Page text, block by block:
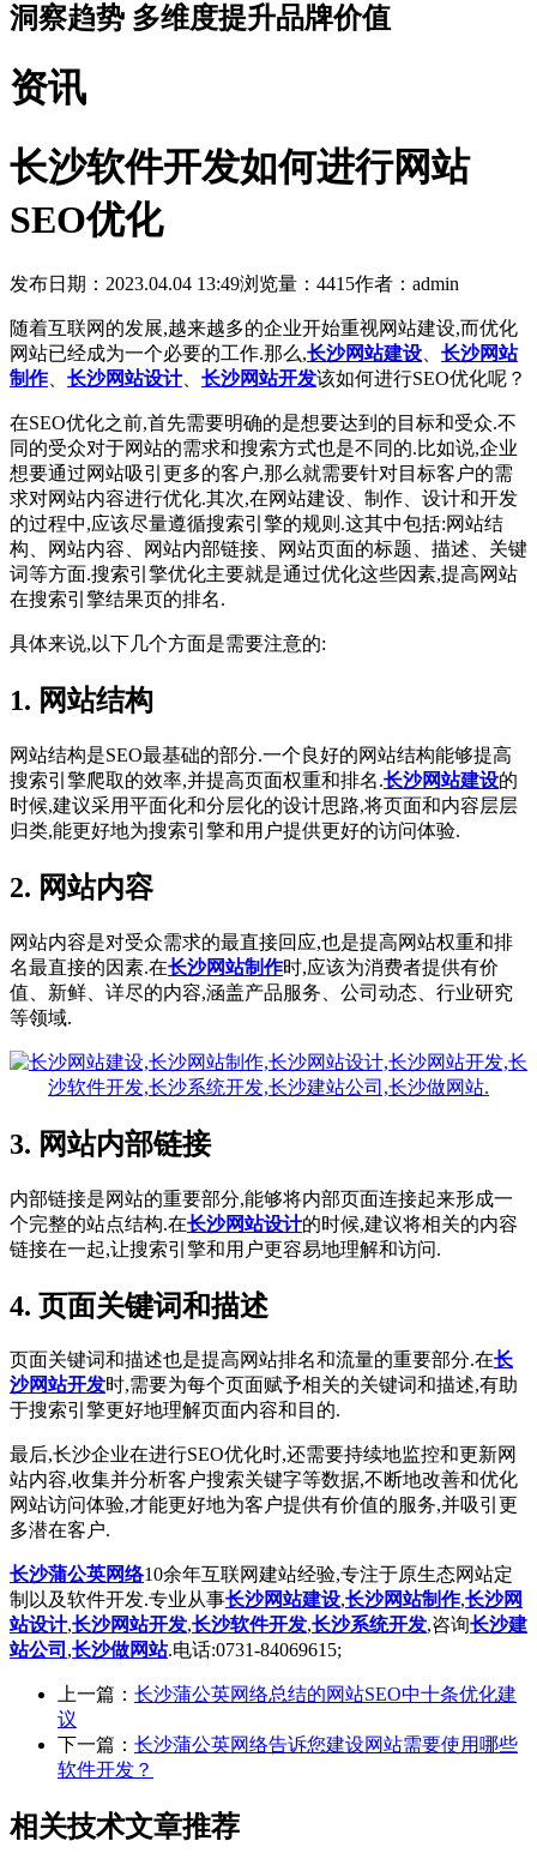
洞察趋势 多维度提升品牌价值
资讯
长沙软件开发如何进行网站
SEO优化
发布日期：2023.04.04 13:49浏览量：4415作者：admin
随着互联网的发展,越来越多的企业开始重视网站建设,而优化
网站已经成为一个必要的工作.那么,长沙网站建设
长沙网站
制作、 长沙网站设计、 长沙网站开发该如何进行SEO优化呢？
在SEO优化之前,首先需要明确的是想要达到的目标和受众.不
同的受众对于网站的需求和搜索方式也是不同的.比如说,企业
想要通过网站吸引更多的客户,那么就需要针对目标客户的需
求对网站内容进行优化.其次,在网站建设、制作、设计和开发
的过程中,应该尽量遵循搜索引擎的规则.这其中包括:网站结
构、网站内容、网站内部链接、网站页面的标题、描述、关键
词等方面.搜索引擎优化主要就是通过优化这些因素,提高网站
在搜索引擎结果页的排名.
具体来说,以下几个方面是需要注意的:
1. 网站结构
网站结构是SEO最基础的部分.一个良好的网站结构能够提高
搜索引擎爬取的效率,并提高页面权重和排名.长沙网站建设的
时候,建议采用平面化和分层化的设计思路,将页面和内容层层
归类,能更好地为搜索引擎和用户提供更好的访问体验.
2. 网站内容
网站内容是对受众需求的最直接回应,也是提高网站权重和排
名最直接的因素.在长沙网站制作时,应该为消费者提供有价
值、新鲜、详尽的内容,涵盖产品服务、公司动态、行业研究
等领域.
3. 网站内部链接
内部链接是网站的重要部分,能够将内部页面连接起来形成一
个完整的站点结构.在长沙网站设计的时候,建议将相关的内容
链接在一起,让搜索引擎和用户更容易地理解和访问.
4. 页面关键词和描述
页面关键词和描述也是提高网站排名和流量的重要部分.在长
沙网站开发时,需要为每个页面赋予相关的关键词和描述,有助
于搜索引擎更好地理解页面内容和目的.
最后,长沙企业在进行SEO优化时,还需要持续地监控和更新网
站内容,收集并分析客户搜索关键字等数据,不断地改善和优化
网站访问体验,才能更好地为客户提供有价值的服务,并吸引更
多潜在客户.
长沙蒲公英网络10余年互联网建站经验,专注于原生态网站定
制以及软件开发.专业从事长沙网站建设,长沙网站制作,长沙网
站设计,长沙网站开发,长沙软件开发,长沙系统开发,咨询长沙建
站公司 ,长沙做网站.电话:0731-84069615;
上一篇： 长沙蒲公英网络总结的网站SEO中十条优化建
议
下一篇： 长沙蒲公英网络告诉您建设网站需要使用哪些
软件开发？
相关技术文章推荐